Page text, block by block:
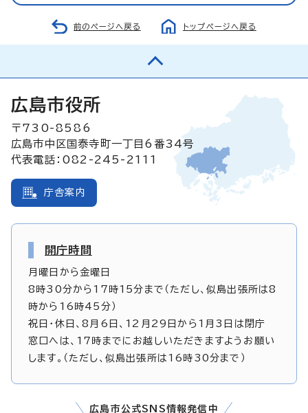
前のページへ戻る トップページへ戻る
広島市役所
〒730-8586
広島市中区国泰寺町一丁目6番34号
代表電話：082-245-2111
庁舎案内
開庁時間
月曜日から金曜日
8時30分から17時15分まで（ただし、似島出張所は8
時から16時45分）
祝日・休日、8月6日、12月29日から1月3日は閉庁
窓口へは、17時までにお越しいただきますようお願い
します。（ただし、似島出張所は16時30分まで）
広島市公式SNS情報発信中